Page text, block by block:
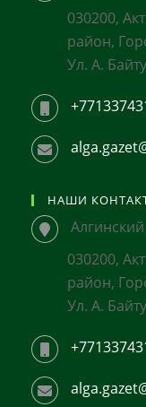
030200,
район,
Ул. А.
НАШИ
030200,
район,
Ул. А.